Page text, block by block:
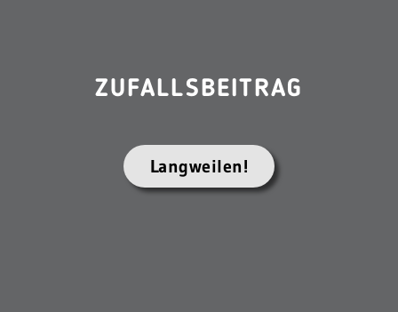
ZUFALLSBEITRAG
Langweilen!